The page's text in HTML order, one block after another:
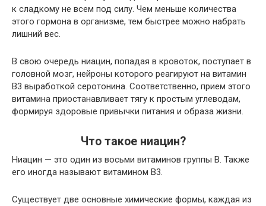
к сладкому не всем под силу. Чем меньше количества
этого гормона в организме, тем быстрее можно набрать
лишний вес.
В свою очередь ниацин, попадая в кровоток, поступает в
головной мозг, нейроны которого реагируют на витамин
В3 выработкой серотонина. Соответственно, прием этого
витамина приостанавливает тягу к простым углеводам,
формируя здоровые привычки питания и образа жизни.
Что такое ниацин?
Ниацин — это один из восьми витаминов группы В. Также
его иногда называют витамином В3.
Существует две основные химические формы, каждая из